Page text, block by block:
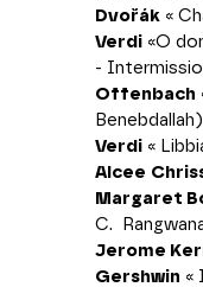
Dvořák «
Verdi «O
-
Offenbach
Benebdallah)
Verdi «
Alcee
Margaret
C.
Jerome
Gershwin «